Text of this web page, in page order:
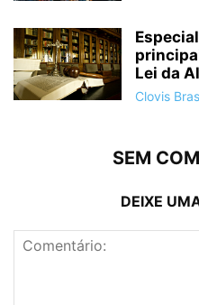
Lei da
Clovis
SEM
DEIXE